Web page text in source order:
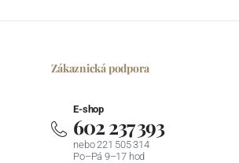
Zákaznická podpora
E-shop
602 237 393
nebo 221 505 314
Po–Pá 9–17 hod